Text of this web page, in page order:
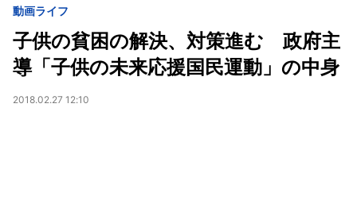
動画ライフ
子供の貧困の解決、対策進む 政府主
導「子供の未来応援国民運動」の中身
2018.02.27 12:10